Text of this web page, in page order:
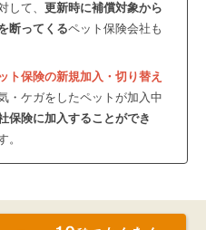
して、 更新時に補償対象から
断ってくるペット保険会社も
ト保険の新規加入・切り替え
・ケガをしたペットが加入中
保険に加入することができ
。